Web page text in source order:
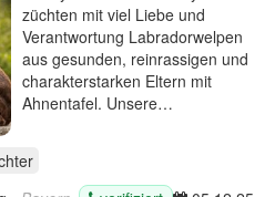
züchten mit viel Liebe und
Verantwortung Labradorwelpen
aus gesunden, reinrassigen und
charakterstarken Eltern mit
Ahnentafel. Unsere…